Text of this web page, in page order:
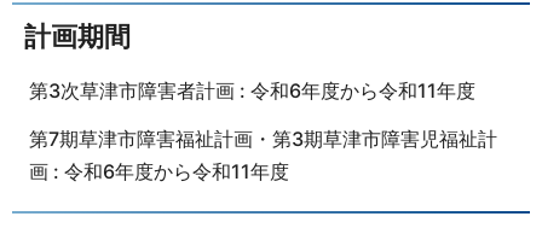
計画期間
第3次草津市障害者計画 : 令和6年度から令和11年度
第7期草津市障害福祉計画・第3期草津市障害児福祉計
画 : 令和6年度から令和11年度